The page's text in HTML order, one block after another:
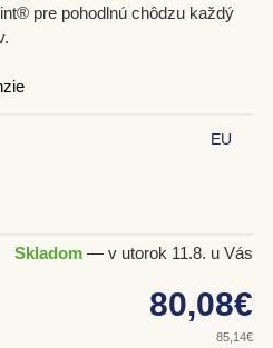
pre pohodlnú chôdzu každý
EU
Skladom — v utorok 11.8. u Vás
80,08€
85,14€